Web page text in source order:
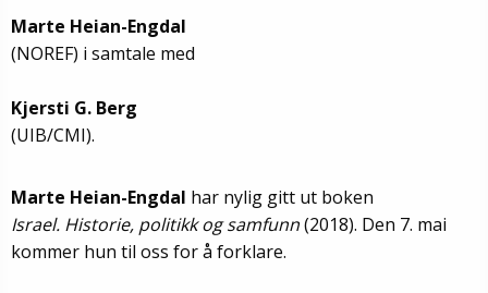
Marte Heian-Engdal
(NOREF) i samtale med
Kjersti G. Berg
(UIB/CMI).
Marte Heian-Engdal har nylig gitt ut boken
Israel. Historie, politikk og samfunn(2018). Den 7. mai
kommer hun til oss for å forklare.